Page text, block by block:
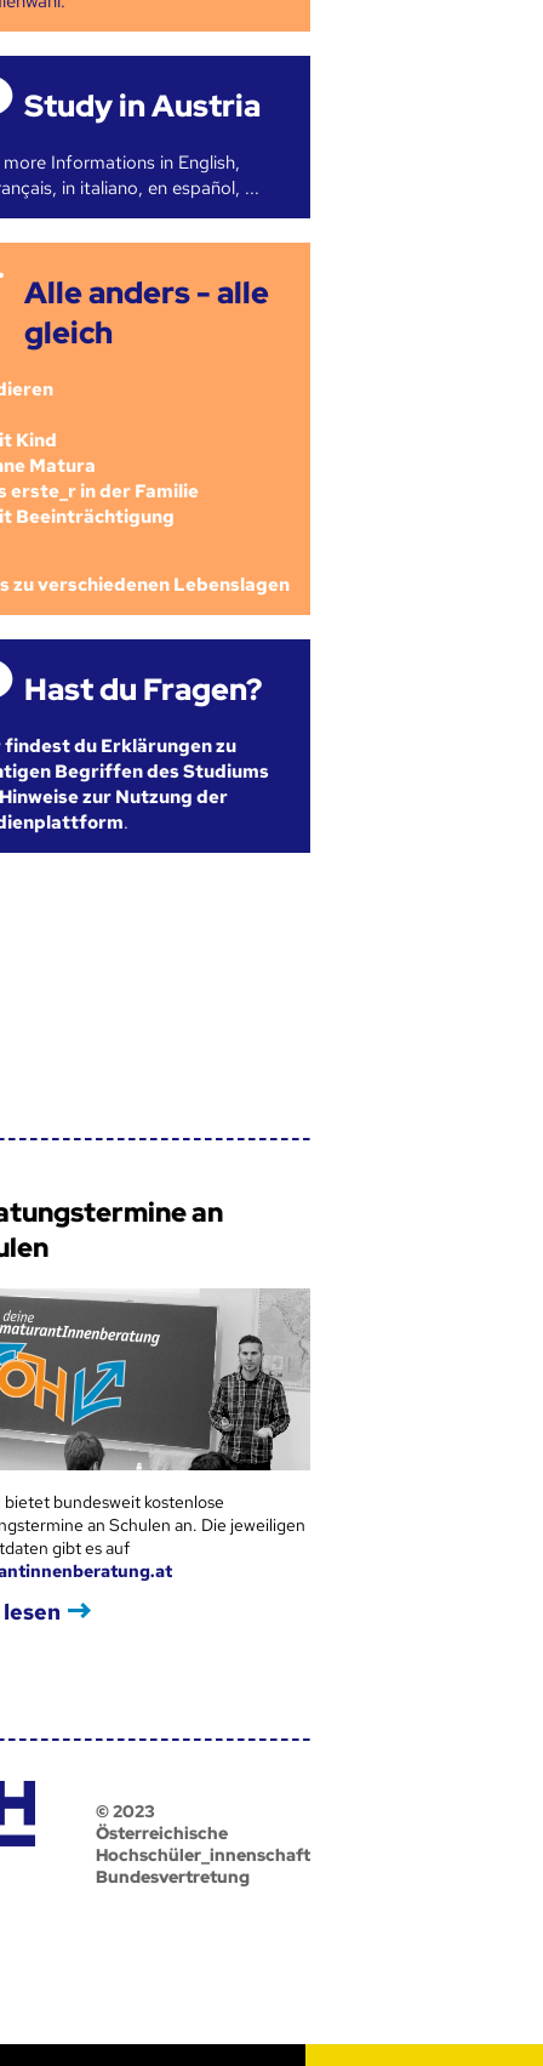
Study in Austria
Informations in English,
in italiano, en español, ...
Alle anders - alle
gleich
Kind
Matura
erste_r in der Familie
Beeinträchtigung
zu verschiedenen Lebenslagen
Hast du Fragen?
findest du Erklärungen zu
Begriffen des Studiums
Hinweise zur Nutzung der
.
an
bietet bundesweit kostenlose
an Schulen an. Die jeweiligen
gibt es auf
© 2023
Österreichische
Hochschüler_innenschaft
Bundesvertretung